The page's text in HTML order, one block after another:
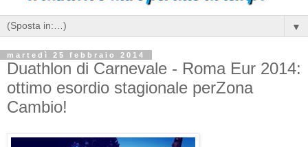
▼
martedì 25 febbraio 2014
Duathlon di Carnevale - Roma Eur 2014:
ottimo esordio stagionale perZona
Cambio!